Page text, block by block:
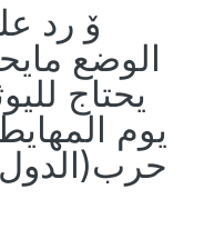
ﯙ رد
الوضع
يحتاج
يوم